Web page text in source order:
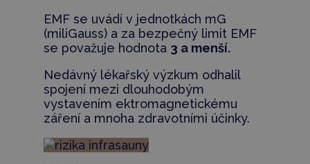
EMF se uvádí v jednotkách mG
(miliGauss) a za bezpečný limit EMF
se považuje hodnota 3 a menší.
Nedávný lékařský výzkum odhalil
spojení mezi dlouhodobým
vystavením ektromagnetickému
záření a mnoha zdravotními účinky.